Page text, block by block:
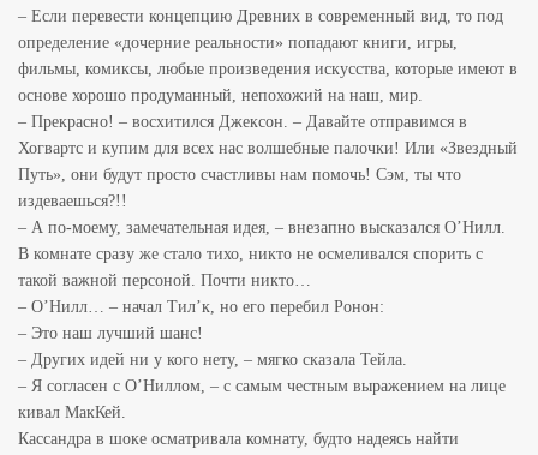
– Если перевести концепцию Древних в современный вид, то под
определение «дочерние реальности» попадают книги, игры,
фильмы, комиксы, любые произведения искусства, которые имеют в
основе хорошо продуманный, непохожий на наш, мир.
– Прекрасно! – восхитился Джексон. – Давайте отправимся в
Хогвартс и купим для всех нас волшебные палочки! Или «Звездный
Путь», они будут просто счастливы нам помочь! Сэм, ты что
издеваешься?!!
– А по-моему, замечательная идея, – внезапно высказался О’Нилл.
В комнате сразу же стало тихо, никто не осмеливался спорить с
такой важной персоной. Почти никто…
– О’Нилл… – начал Тил’к, но его перебил Ронон:
– Это наш лучший шанс!
– Других идей ни у кого нету, – мягко сказала Тейла.
– Я согласен с О’Ниллом, – с самым честным выражением на лице
кивал МакКей.
Кассандра в шоке осматривала комнату, будто надеясь найти